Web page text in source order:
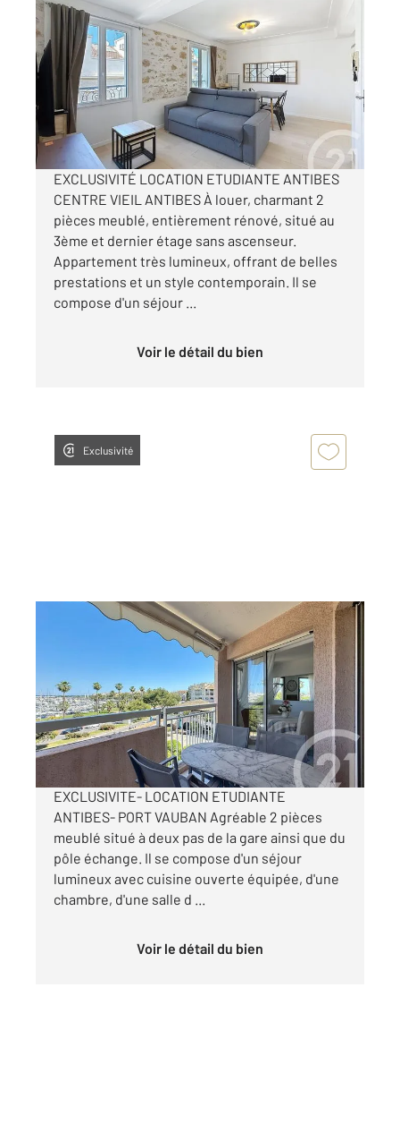
ANTIBES 06
36,12 m2, 2 pièces
Ref : 37875
Appartement à louer
866 €
par mois charges comprises
EXCLUSIVITÉ LOCATION ETUDIANTE ANTIBES
CENTRE VIEIL ANTIBES À louer, charmant 2
pièces meublé, entièrement rénové, situé au
3ème et dernier étage sans ascenseur.
Appartement très lumineux, offrant de belles
prestations et un style contemporain. Il se
compose d'un séjour ...
Voir le détail du bien
Exclusivité
ANTIBES 06
, 2 pièces
Appartement F2 à louer
1 000 €
par mois charges comprises
EXCLUSIVITE- LOCATION ETUDIANTE
ANTIBES- PORT VAUBAN Agréable 2 pièces
meublé situé à deux pas de la gare ainsi que du
pôle échange. Il se compose d'un séjour
lumineux avec cuisine ouverte équipée, d'une
chambre, d'une salle d ...
Voir le détail du bien